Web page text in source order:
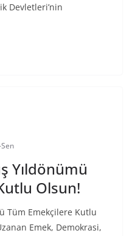
Devletleri’nin
Yıldönümü
Olsun!
Tüm Emekçilere Kutlu
Emek, Demokrasi,